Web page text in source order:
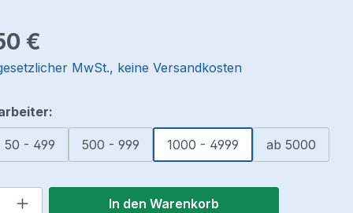
€
MwSt., keine Versandkosten
auswählen
50 - 499 500 - 999 1000 - 4999 ab 5000
Anzahl: Gib den gewünschten Wert
In den Warenkorb